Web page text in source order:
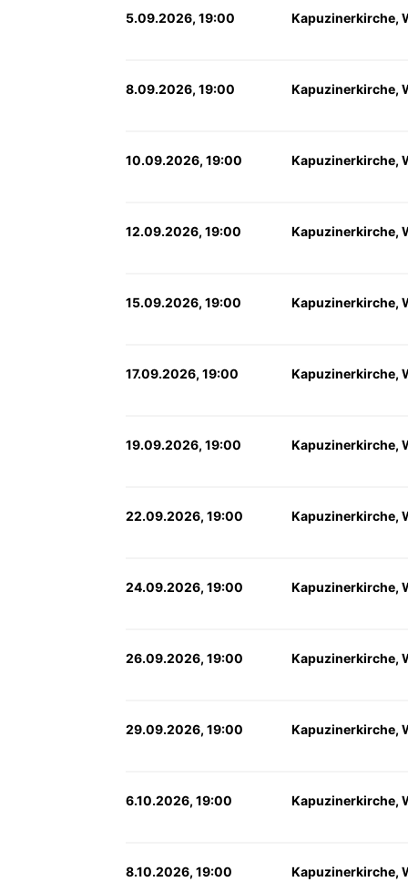
5.09.2026, 19:00 Kapuzinerkirche,
8.09.2026, 19:00 Kapuzinerkirche,
10.09.2026, 19:00 Kapuzinerkirche,
12.09.2026, 19:00 Kapuzinerkirche,
15.09.2026, 19:00 Kapuzinerkirche,
17.09.2026, 19:00 Kapuzinerkirche,
19.09.2026, 19:00 Kapuzinerkirche,
22.09.2026, 19:00 Kapuzinerkirche,
24.09.2026, 19:00 Kapuzinerkirche,
26.09.2026, 19:00 Kapuzinerkirche,
29.09.2026, 19:00 Kapuzinerkirche,
6.10.2026, 19:00 Kapuzinerkirche,
8.10.2026, 19:00 Kapuzinerkirche,